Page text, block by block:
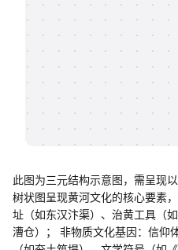
帮助中心
知识分享社区
此图为三元结构示意图，需呈现
树状图呈现黄河文化的核心要素
址（如东汉汴渠）、治黄工具（
漕仓）； 非物质文化基因：信仰